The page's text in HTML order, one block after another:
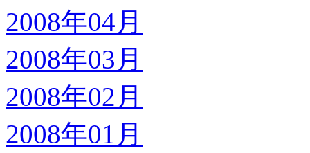
2008年04月
2008年03月
2008年02月
2008年01月